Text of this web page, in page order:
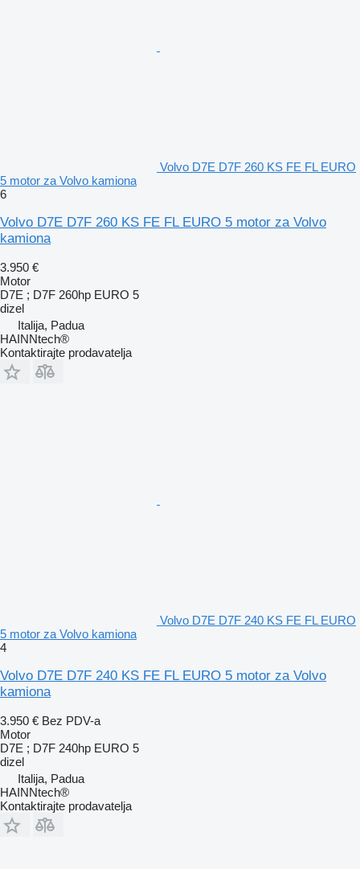
Volvo D7E D7F 260 KS FE FL EURO
5 motor za Volvo kamiona
6
Volvo D7E D7F 260 KS FE FL EURO 5 motor za Volvo
kamiona
3.950 €
Motor
D7E ; D7F 260hp EURO 5
dizel
Italija, Padua
HAINNtech®
Kontaktirajte prodavatelja
Volvo D7E D7F 240 KS FE FL EURO
5 motor za Volvo kamiona
4
Volvo D7E D7F 240 KS FE FL EURO 5 motor za Volvo
kamiona
3.950 € Bez PDV-a
Motor
D7E ; D7F 240hp EURO 5
dizel
Italija, Padua
HAINNtech®
Kontaktirajte prodavatelja